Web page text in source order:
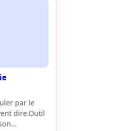
par le
dire.Outil